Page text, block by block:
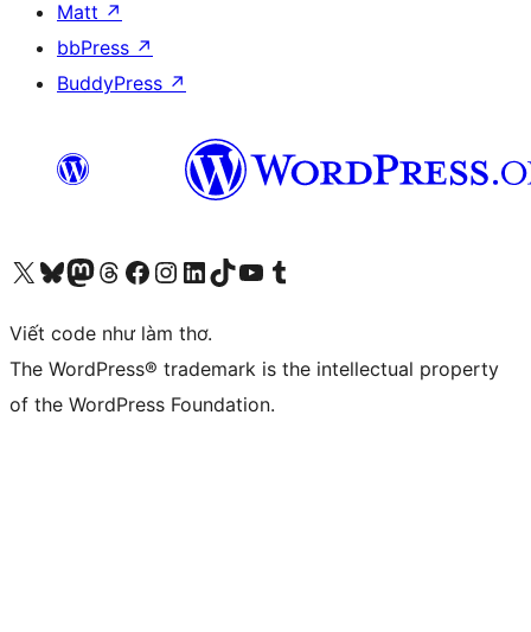
Matt ↗
bbPress ↗
BuddyPress ↗
Truy cập tài khoản X (trước đây là Twitter) của chúng tôiVisit our Bluesky account
Visit our Mastodon account
Visit our Threads account
Xem trang Facebook của chúng tôiTruy cập tài khoản Instagram của chúng tôiTruy cập tài khoản LinkedIn của chúng tôiVisit our TikTok account
Truy cập kênh YouTube của chúng tôi Visit our Tumblr account
Viết code như làm thơ.
The WordPress® trademark is the intellectual property
of the WordPress Foundation.